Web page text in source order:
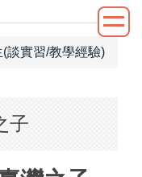
談實習/教學經驗)
子